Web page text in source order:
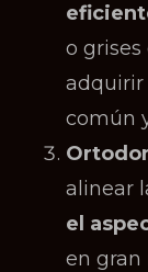
o
adquirir
común
alinear
el
en gran